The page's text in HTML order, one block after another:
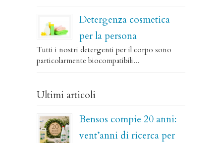
Detergenza cosmetica
per la persona
Tutti i nostri detergenti per il corpo sono
particolarmente biocompatibili...
Ultimi articoli
Bensos compie 20 anni:
vent’anni di ricerca per